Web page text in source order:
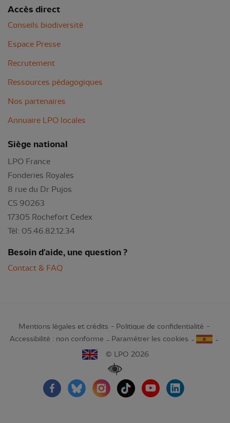
Accès direct
Conseils biodiversité
Espace Presse
Recrutement
Ressources pédagogiques
Nos partenaires
Annuaire LPO locales
Siège national
LPO France
Fonderies Royales
8 rue du Dr Pujos
CS 90263
17305 Rochefort Cedex
Tél: 05.46.82.12.34
Besoin d'aide, une question ?
Contact & FAQ
Mentions légales et crédits
Politique de confidentialité
Accessibilité : non conforme
Paramétrer les cookies
© LPO 2026
Renforcer les contrastes